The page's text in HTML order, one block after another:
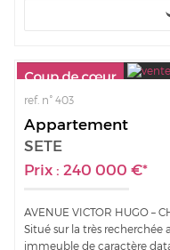
ref. n° 403
Appartement
SETE
Prix : 240 000 €*
AVENUE VICTOR HUGO –
Situé sur la très recherchée
immeuble de caractère